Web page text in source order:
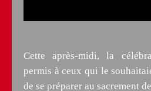
Cette après-midi, la
permis à ceux qui le
de se préparer au sacrement